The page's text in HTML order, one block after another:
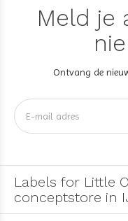
Meld je
Ontvang de
Labels for Little
conceptstore in